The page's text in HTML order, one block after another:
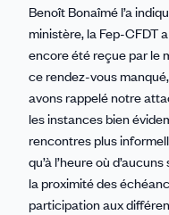
Benoît Bonaîmé l’a
ministère, la Fep-CFDT
encore été reçue par le
ce rendez-vous
avons rappelé notre
les instances bien
rencontres plus
qu’à l’heure où
la proximité des
participation aux